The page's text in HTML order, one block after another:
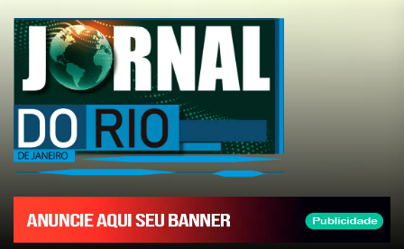
the
content
Jornal
do
Rio
de